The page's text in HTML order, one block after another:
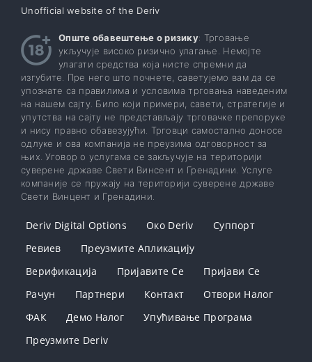
Unofficial website of the Deriv
Опште обавештење о ризику: Трговање
укључује високо ризично улагање. Немојте
улагати средства која нисте спремни да
изгубите. Пре него што почнете, саветујемо вам да се
упознате са правилима и условима трговања наведеним
на нашем сајту. Било који примери, савети, стратегије и
упутства на сајту не представљају трговачке препоруке
и нису правно обавезујући. Трговци самостално доносе
одлуке и ова компанија не преузима одговорност за
њих. Уговор о услугама се закључује на територији
суверене државе Свети Винсент и Гренадини. Услуге
компаније се пружају на територији суверене државе
Свети Винцент и Гренадини.
Deriv Digital Options Око Deriv
Суппорт
Ревиев
Преузмите Апликацију
Верификација
Пријавите Се
Пријави Се
Рачун
Партнери Контакт
Отвори Налог
ФАК
Демо Налог
Упућивање Програма
Преузмите Deriv